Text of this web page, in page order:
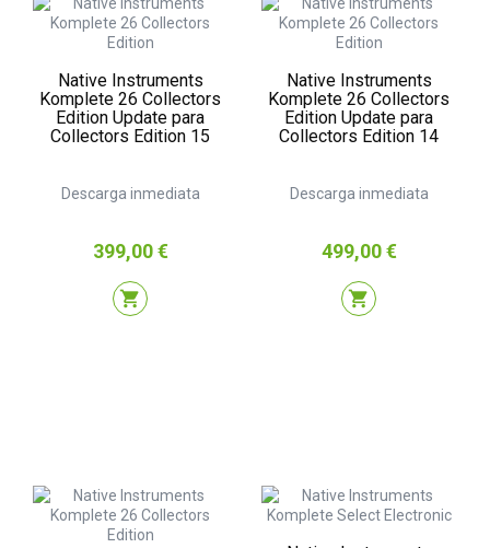
Native Instruments
Komplete 26 Collectors
Edition Update para
Collectors Edition 15
Descarga inmediata
Precio
399,00 €
shopping_cart
Native Instruments
Komplete 26 Collectors
Edition Update para
Collectors Edition 14
Descarga inmediata
Precio
499,00 €
shopping_cart